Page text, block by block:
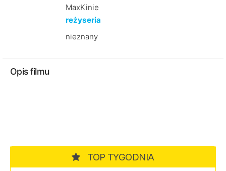
MaxKinie
reżyseria
nieznany
Opis filmu
TOP TYGODNIA